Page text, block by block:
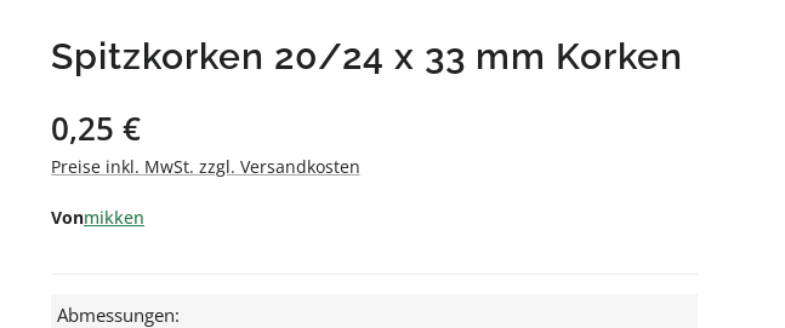
Spitzkorken 20/24 x 33 mm Korken
Regulärer Preis:
0,25 €
Preise inkl. MwSt. zzgl. Versandkosten
Vonmikken
Abmessungen: